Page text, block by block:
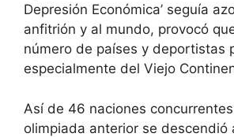
Depresión Económica’ seguía
anfitrión y al mundo, provocó
número de países y deportistas
especialmente del Viejo
Así de 46 naciones
olimpiada anterior se descendió